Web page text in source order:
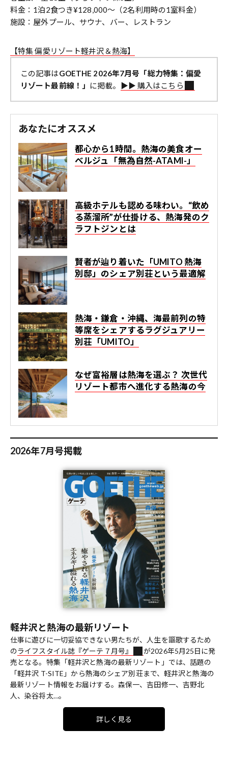
料金：1泊2食つき¥128,000〜（2名利用時の1室料金）
施設：屋外プール、サウナ、バー、レストラン
【特集 偏愛リゾート軽井沢＆熱海】
この記事はGOETHE 2026年7月号「総力特集：偏愛
リゾート最前線！」
に掲載。 ▶︎▶︎ 購入はこちら
あなたにオススメ
都心から1時間。熱海の美食オー
ベルジュ「無為自然-ATAMI-」
高級ホテルも認める味わい。“飲め
る蒸溜所”が仕掛ける、熱海発のク
ラフトジンとは
賢者が辿り着いた「UMITO 熱海
別邸」のシェア別荘という最適解
熱海・鎌倉・沖縄、海最前列の特
等席をシェアするラグジュアリー
別荘「UMITO」
なぜ富裕層は熱海を選ぶ？ 次世代
リゾート都市へ進化する熱海の今
2026年7月号掲載
軽井沢と熱海の最新リゾート
仕事に遊びに一切妥協できない男たちが、人生を謳歌するため
のライフスタイル誌『ゲーテ７月号』
が2026年5月25日に発
売となる。特集「軽井沢と熱海の最新リゾート」では、話題の
「軽井沢 T-SITE」から熱海のシェア別荘まで、軽井沢と熱海の
最新リゾート情報をお届けする。森保一、吉田修一、吉野北
人、染谷将太…。
詳しく見る